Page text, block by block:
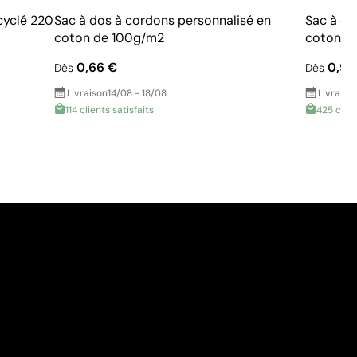
220Sac à dos à cordons personnalisé en
coton de 100g/m2
Dès 0,66 €
Livraison14/08 - 18/08
114 clients satisfaits
Sac à
coton
Dès
425